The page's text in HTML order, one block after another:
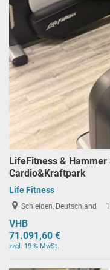
LifeFitness &
Cardio&Kraftpark
Life Fitness
Schleiden, Deutschland
VHB
71.091,60 €
zzgl. 19 % MwSt.